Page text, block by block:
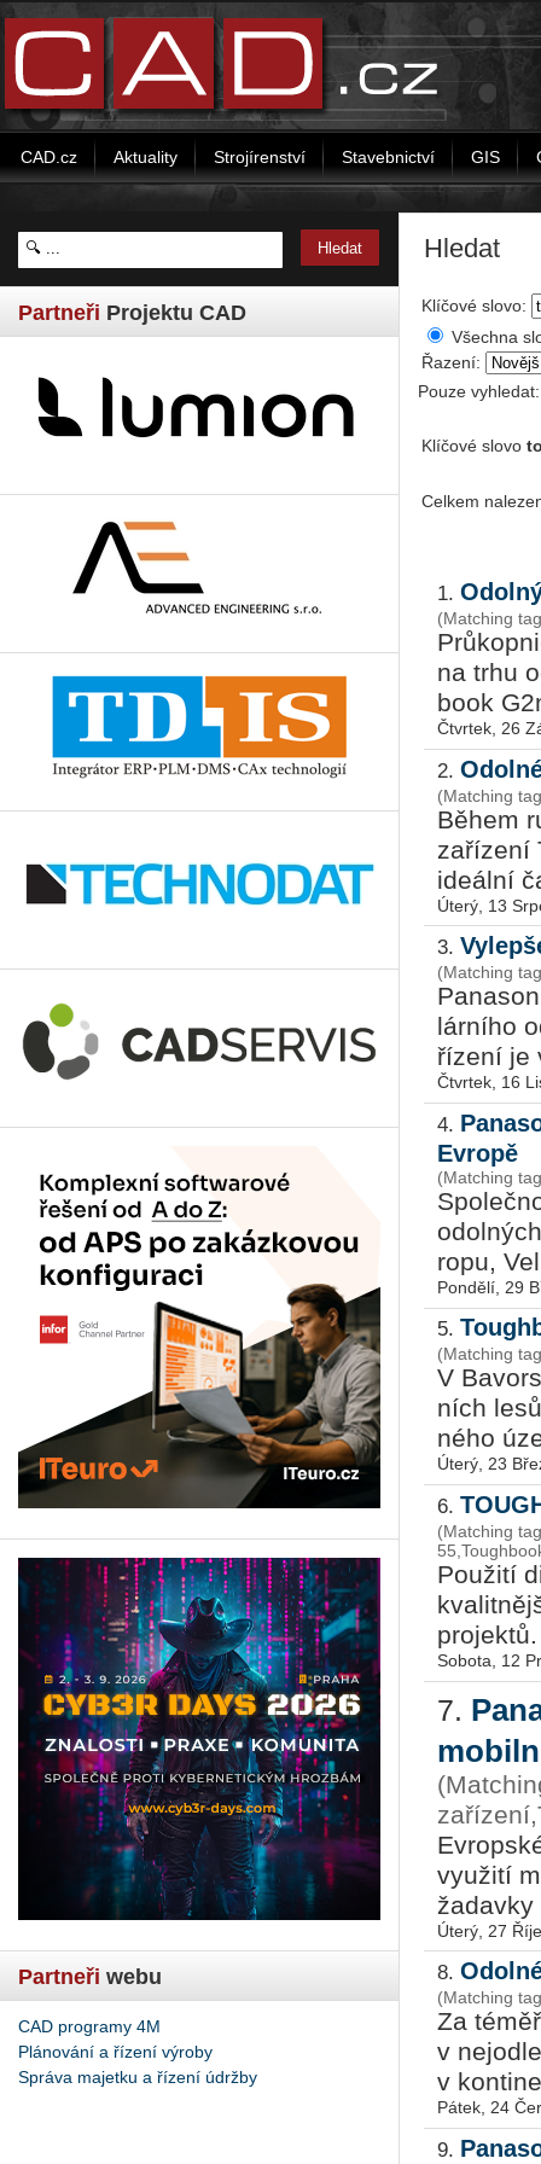
CAD.cz Aktuality Strojírenství Stavebnictví GIS
Partneři Projektu CAD
Partneři webu
CAD programy 4M
Plánování a řízení výroby
Správa majetku a řízení údržby
Hledat
Klíčové slovo:
Všechna
Řazení:
Pouze
Klíčové slovo
Celkem
1.
(Matching
na trhu
book
Čtvrtek, 26
2.
(Matching
Během
za­ří­ze­ní
ide­ál­ní
Úterý, 13
3.
(Matching
lár­ní­ho
ří­ze­ní je
Čtvrtek, 16
4.
Evropě
(Matching
ro­pu,
Pondělí, 29
5.
(Matching
V
ních
né­ho
Úterý, 23
6.
(Matching
Po­u­ži­tí
Sobota, 12
7.
vy­u­ži­tí
Úterý, 27
8.
(Matching
Za
v
v
Pátek, 24
9.